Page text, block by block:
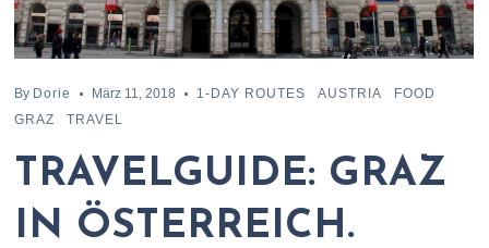
By Dorie März 11, 2018 1-DAY ROUTES AUSTRIA
FOOD
GRAZ
TRAVEL
TRAVELGUIDE: GRAZ
IN ÖSTERREICH.